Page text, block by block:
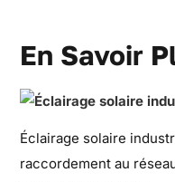
En Savoir
Éclairage solaire
raccordement au